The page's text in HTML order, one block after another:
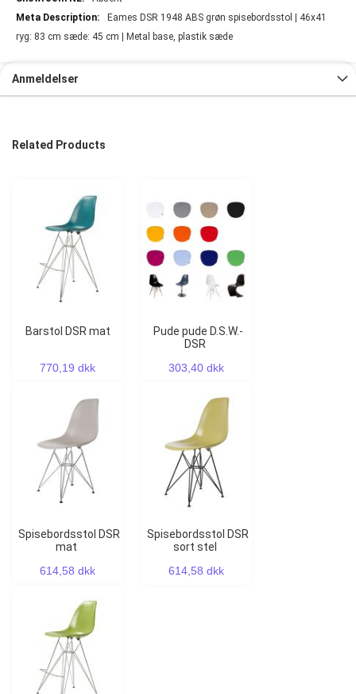
Eames DSR 1948 ABS grøn spisebordsstol | 46x41
ryg: 83 cm sæde: 45 cm | Metal base, plastik sæde
Anmeldelser
Related Products
Barstol DSR mat
770,19 dkk
Pude pude D.S.W.-
DSR
303,40 dkk
Spisebordsstol DSR
mat
614,58 dkk
Spisebordsstol DSR
sort stel
614,58 dkk